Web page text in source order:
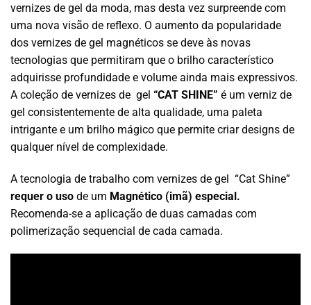
vernizes de gel da moda, mas desta vez surpreende com
uma nova visão de reflexo. O aumento da popularidade
dos vernizes de gel magnéticos se deve às novas
tecnologias que permitiram que o brilho característico
adquirisse profundidade e volume ainda mais expressivos.
A coleção de vernizes de gel “CAT SHINE” é um verniz de
gel consistentemente de alta qualidade, uma paleta
intrigante e um brilho mágico que permite criar designs de
qualquer nível de complexidade.
A tecnologia de trabalho com vernizes de gel “Cat Shine”
requer o uso de um Magnético (imã) especial.
Recomenda-se a aplicação de duas camadas com
polimerização sequencial de cada camada.